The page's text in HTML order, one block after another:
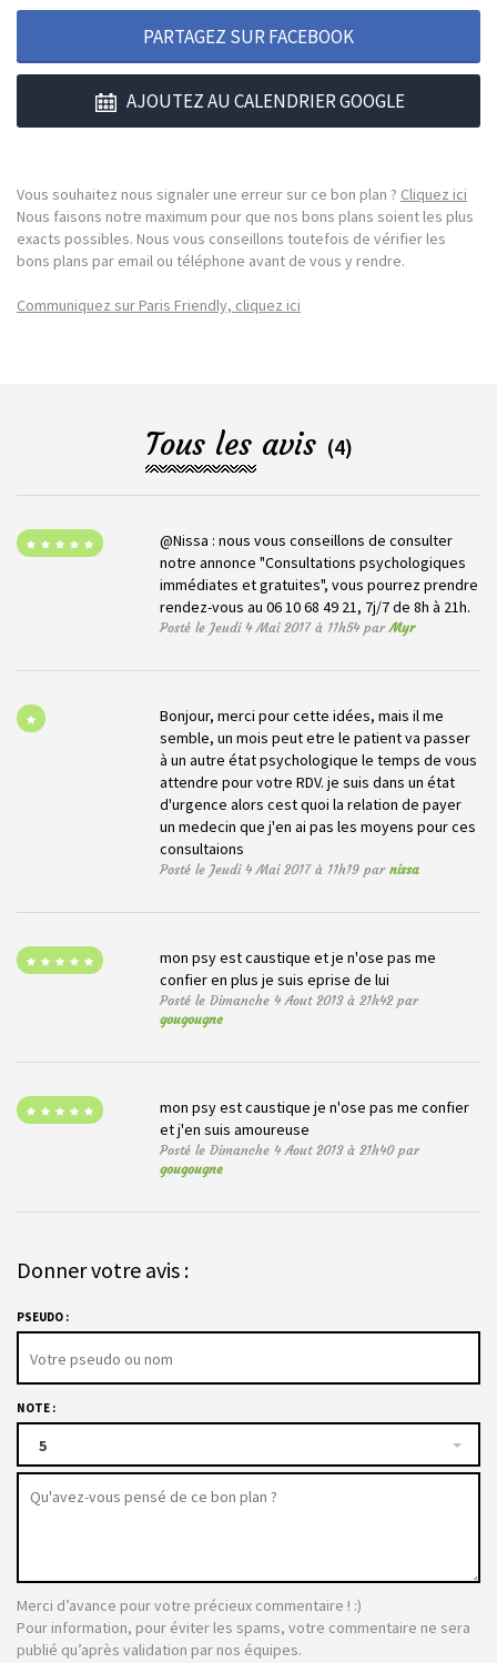
PARTAGEZ SUR FACEBOOK
AJOUTEZ AU CALENDRIER GOOGLE
Vous souhaitez nous signaler une erreur sur ce bon plan ? Cliquez ici
Nous faisons notre maximum pour que nos bons plans soient les plus
exacts possibles. Nous vous conseillons toutefois de vérifier les
bons plans par email ou téléphone avant de vous y rendre.
Communiquez sur Paris Friendly, cliquez ici
Tous les avis (4)
@Nissa : nous vous conseillons de consulter
notre annonce "Consultations psychologiques
immédiates et gratuites", vous pourrez prendre
rendez-vous au 06 10 68 49 21, 7j/7 de 8h à 21h.
Posté le Jeudi 4 Mai 2017 à 11h54 parMyr
Bonjour, merci pour cette idées, mais il me
semble, un mois peut etre le patient va passer
à un autre état psychologique le temps de vous
attendre pour votre RDV. je suis dans un état
d'urgence alors cest quoi la relation de payer
un medecin que j'en ai pas les moyens pour ces
consultaions
Posté le Jeudi 4 Mai 2017 à 11h19 parnissa
mon psy est caustique et je n'ose pas me
confier en plus je suis eprise de lui
Posté le Dimanche 4 Aout 2013 à 21h42 par
gougougne
mon psy est caustique je n'ose pas me confier
et j'en suis amoureuse
Posté le Dimanche 4 Aout 2013 à 21h40 par
gougougne
Donner votre avis :
PSEUDO :
NOTE :
5
Merci d’avance pour votre précieux commentaire ! :)
Pour information, pour éviter les spams, votre commentaire ne sera
publié qu’après validation par nos équipes.